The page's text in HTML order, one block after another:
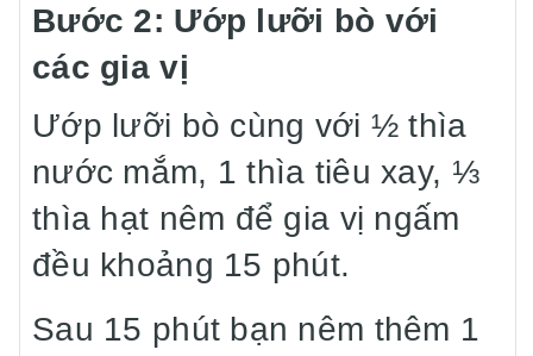
Bước 2: Ướp lưỡi bò với
các gia vị
Ướp lưỡi bò cùng với ½ thìa
nước mắm, 1 thìa tiêu xay, ⅓
thìa hạt nêm để gia vị ngấm
đều khoảng 15 phút.
Sau 15 phút bạn nêm thêm 1